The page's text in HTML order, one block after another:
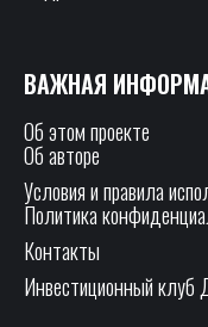
ВАЖНАЯ
Об этом проекте
Об авторе
Условия и правила
Политика
Контакты
Инвестиционный клуб